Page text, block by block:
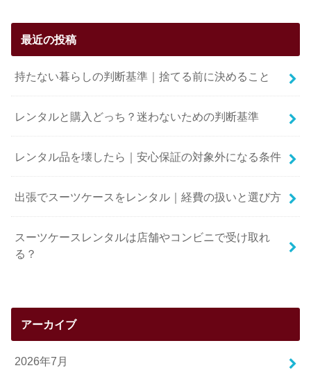
最近の投稿
持たない暮らしの判断基準｜捨てる前に決めること
レンタルと購入どっち？迷わないための判断基準
レンタル品を壊したら｜安心保証の対象外になる条件
出張でスーツケースをレンタル｜経費の扱いと選び方
スーツケースレンタルは店舗やコンビニで受け取れ
る？
アーカイブ
2026年7月